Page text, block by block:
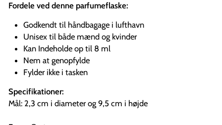
Fordele ved denne parfumeflaske:
Godkendt til håndbagage i lufthavn
Unisex til både mænd og kvinder
Kan Indeholde op til 8 ml
Nem at genopfylde
Fylder ikke i tasken
Specifikationer:
Mål: 2,3 cm i diameter og 9,5 cm i højde